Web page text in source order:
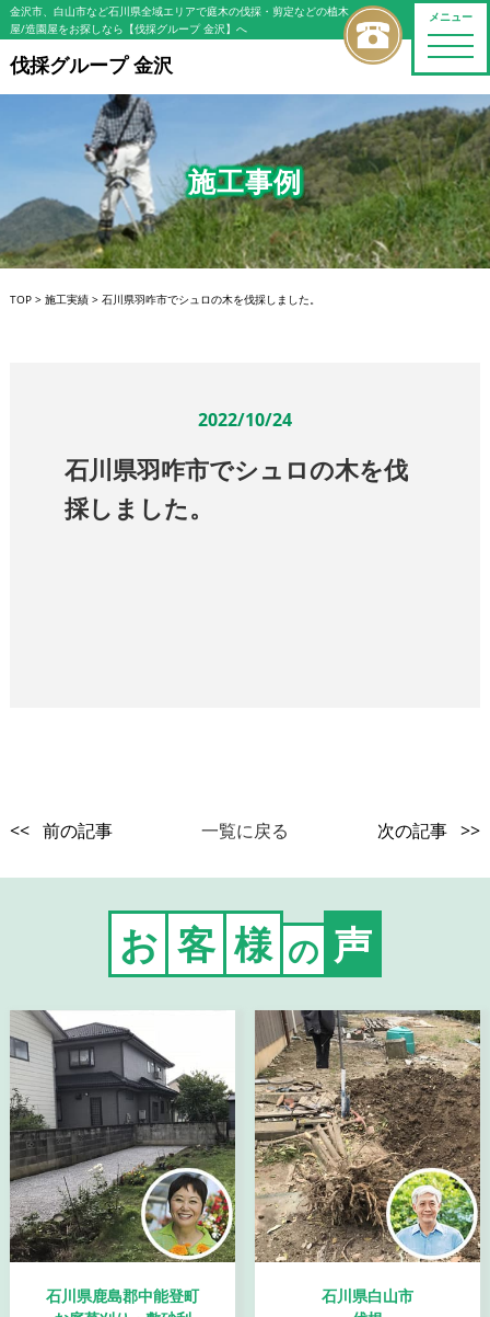
メニュー
toggle
金沢市、白山市など石川県全域エリアで庭木の伐採・剪定などの植木
屋/造園屋をお探しなら【伐採グループ 金沢】へ
伐採グループ 金沢
施工事例
TOP> 施工実績> 石川県羽咋市でシュロの木を伐採しました。
2022/10/24
石川県羽咋市でシュロの木を伐
採しました。
<< 前の記事 一覧に戻る 次の記事 >>
お 客 様 の 声
石川県鹿島郡中能登町
石川県白山市